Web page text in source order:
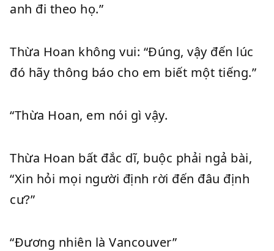
anh đi theo họ.”
Thừa Hoan không vui: “Đúng, vậy đến lúc
đó hãy thông báo cho em biết một tiếng.”
“Thừa Hoan, em nói gì vậy.
Thừa Hoan bất đắc dĩ, buộc phải ngả bài,
“Xin hỏi mọi người định rời đến đâu định
cư?”
“Đương nhiên là Vancouver”